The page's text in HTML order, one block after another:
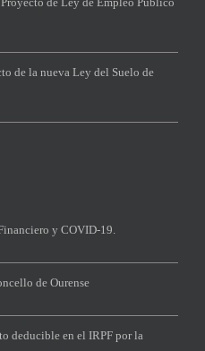
de la nueva Ley del Suelo de
y COVID-19.
de Ourense
deducible en el IRPF por la